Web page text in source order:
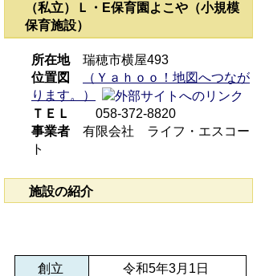
（私立）Ｌ・E保育園よこや（小規模
保育施設）
所在地瑞穂市横屋493
位置図
（Ｙａｈｏｏ！地図へつなが
ります。）
ＴＥＬ
058-372-8820
事業者 有限会社 ライフ・エスコー
ト
施設の紹介
創立
令和5年3月1日